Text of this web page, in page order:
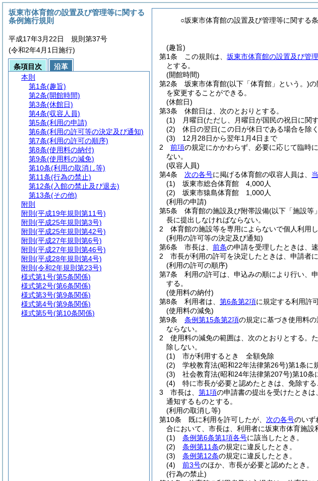
○坂東市体育館の設置及び管理等に関する
(趣旨)
第1条
この規則は、 坂東市体育館の設置及び管
とする。
(開館時間)
第2条
坂東市体育館(以下「体育館」という。)の
を変更することができる。
(休館日)
第3条
休館日は、次のとおりとする。
(1)
月曜日(ただし、月曜日が国民の祝日に関
(2)
休日の翌日(この日が休日である場合を除
(3)
12月28日から翌年1月4日まで
2
前項の規定にかかわらず、必要に応じて臨時
ない。
(収容人員)
第4条
次の各号に掲げる体育館の収容人員は、
(1)
坂東市総合体育館 4,000人
(2)
坂東市猿島体育館 1,000人
(利用の申請)
第5条
体育館の施設及び附帯設備(以下「施設等
長に提出しなければならない。
2
体育館の施設等を専用によらないで個人利用
(利用の許可等の決定及び通知)
第6条
市長は、 前条の申請を受理したときは、
2
市長が利用の許可を決定したときは、申請者
(利用の許可の順序)
第7条
利用の許可は、申込みの順により行い、
する。
(使用料の納付)
第8条
利用者は、 第6条第2項に規定する利用許
(使用料の減免)
第9条
条例第15条第2項の規定に基づき使用料
ならない。
2
使用料の減免の範囲は、次のとおりとする。
除しない。
(1)
市が利用するとき 全額免除
(2)
学校教育法(昭和22年法律第26号)第1条に
(3)
社会教育法(昭和24年法律第207号)第10条
(4)
特に市長が必要と認めたときは、免除する
3
市長は、 第1項の申請書の提出を受けたとき
通知するものとする。
(利用の取消し等)
第10条
既に利用を許可したが、 次の各号のいず
合において、市長は、利用者に坂東市体育施設
(1)
条例第6条第1項各号に該当したとき。
(2)
条例第11条の規定に違反したとき。
(3)
条例第12条の規定に違反したとき。
(4)
前3号のほか、市長が必要と認めたとき。
(行為の禁止)
坂東市体育館の設置及び管理等に関する
条例施行規則
平成17年3月22日 規則第37号
(令和2年4月1日施行)
条項目次
沿革
本則
第1条(趣旨)
第2条(開館時間)
第3条(休館日)
第4条(収容人員)
第5条(利用の申請)
第6条(利用の許可等の決定及び通知)
第7条(利用の許可の順序)
第8条(使用料の納付)
第9条(使用料の減免)
第10条(利用の取消し等)
第11条(行為の禁止)
第12条(入館の禁止及び退去)
第13条(その他)
附則
附則 (平成19年規則第11号)
附則 (平成25年規則第3号)
附則 (平成25年規則第42号)
附則 (平成27年規則第6号)
附則 (平成27年規則第46号)
附則 (平成28年規則第4号)
附則 (令和2年規則第23号)
様式第1号(第5条関係)
様式第2号(第6条関係)
様式第3号(第9条関係)
様式第4号(第9条関係)
様式第5号(第10条関係)